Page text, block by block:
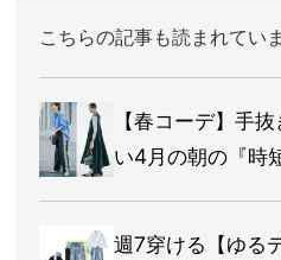
こちらの記事も読まれてい
【春コーデ】手
い4月の朝の『時
週7穿ける【ゆる